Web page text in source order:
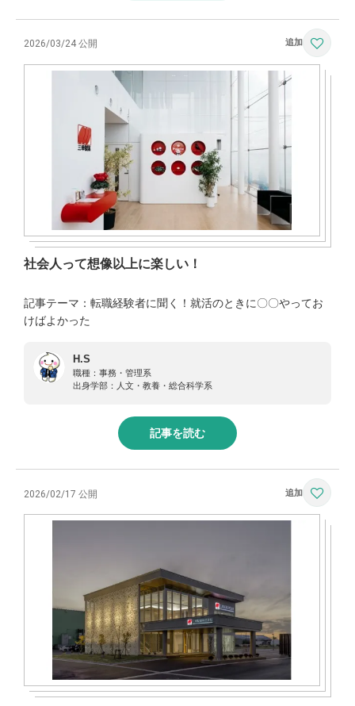
2026/03/24 公開
社会人って想像以上に楽しい！
記事テーマ：転職経験者に聞く！就活のときに〇〇やってお
けばよかった
H.S
職種： 事務・管理系
出身学部：
人文・教養・総合科学系
記事を読む
2026/02/17 公開